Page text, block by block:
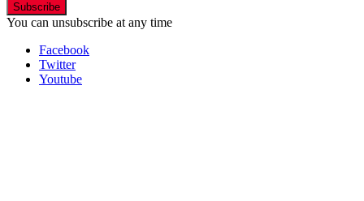
Subscribe
You can unsubscribe at any time
Facebook
Twitter
Youtube